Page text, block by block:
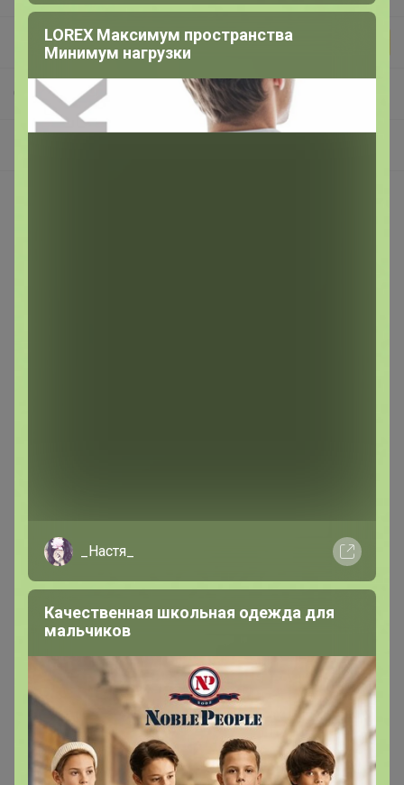
Бонифаций
Кофе Грильяж Карамель
с орешками 1000г, Зерно
LOREX Максимум пространства
Минимум нагрузки
_Настя_
Качественная школьная одежда для
мальчиков